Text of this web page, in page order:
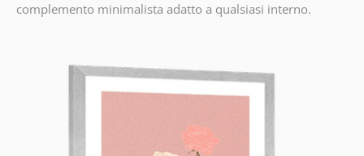
complemento minimalista adatto a qualsiasi interno.